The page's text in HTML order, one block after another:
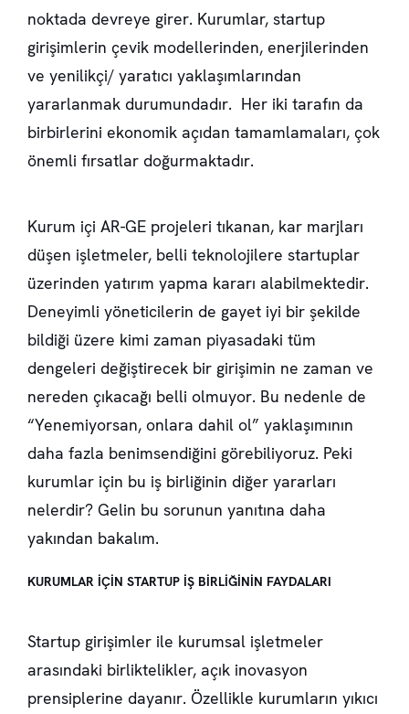
noktada devreye girer. Kurumlar, startup
girişimlerin çevik modellerinden, enerjilerinden
ve yenilikçi/ yaratıcı yaklaşımlarından
yararlanmak durumundadır. Her iki tarafın da
birbirlerini ekonomik açıdan tamamlamaları, çok
önemli fırsatlar doğurmaktadır.
Kurum içi AR-GE projeleri tıkanan, kar marjları
düşen işletmeler, belli teknolojilere startuplar
üzerinden yatırım yapma kararı alabilmektedir.
Deneyimli yöneticilerin de gayet iyi bir şekilde
bildiği üzere kimi zaman piyasadaki tüm
dengeleri değiştirecek bir girişimin ne zaman ve
nereden çıkacağı belli olmuyor. Bu nedenle de
“Yenemiyorsan, onlara dahil ol” yaklaşımının
daha fazla benimsendiğini görebiliyoruz. Peki
kurumlar için bu iş birliğinin diğer yararları
nelerdir? Gelin bu sorunun yanıtına daha
yakından bakalım.
KURUMLAR İÇİN STARTUP İŞ BİRLİĞİNİN FAYDALARI
Startup girişimler ile kurumsal işletmeler
arasındaki birliktelikler, açık inovasyon
prensiplerine dayanır. Özellikle kurumların yıkıcı